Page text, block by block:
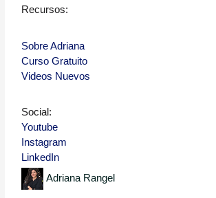
Recursos:
Sobre Adriana
Curso Gratuito
Videos Nuevos
Social:
Youtube
Instagram
LinkedIn
Adriana Rangel